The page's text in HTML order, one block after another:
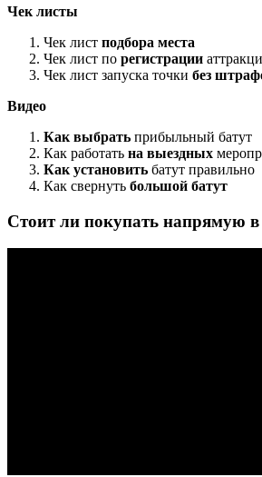
Чек листы
Чек лист подбора места
Чек лист по регистрации
Чек лист запуска точки без
Видео
Как выбрать прибыльный батут
Как работать на выездных
Как установить батут правильно
Как свернуть большой батут
Стоит ли покупать напрямую